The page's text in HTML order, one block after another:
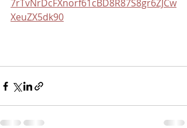
7rTvNrDcFXnorf61cBD8R87S8gr6ZJCw
XeuZX5dk90